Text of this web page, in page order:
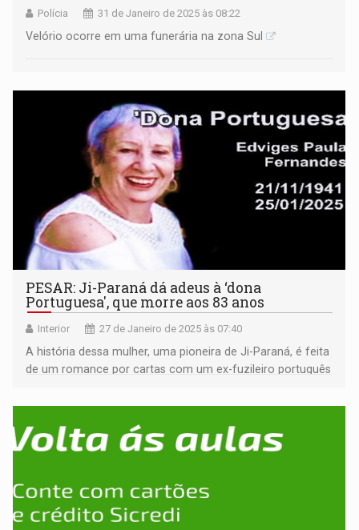
Polícia 31 de Janeiro de 2025 às 08:22
Velório ocorre em uma funerária na zona Sul
PESAR: Ji-Paraná dá adeus à ‘dona
Portuguesa', que morre aos 83 anos
Interior 27 de Janeiro de 2025 às 07:40
A história dessa mulher, uma pioneira de Ji-Paraná, é feita
de um romance por cartas com um ex-fuzileiro português
Portugal